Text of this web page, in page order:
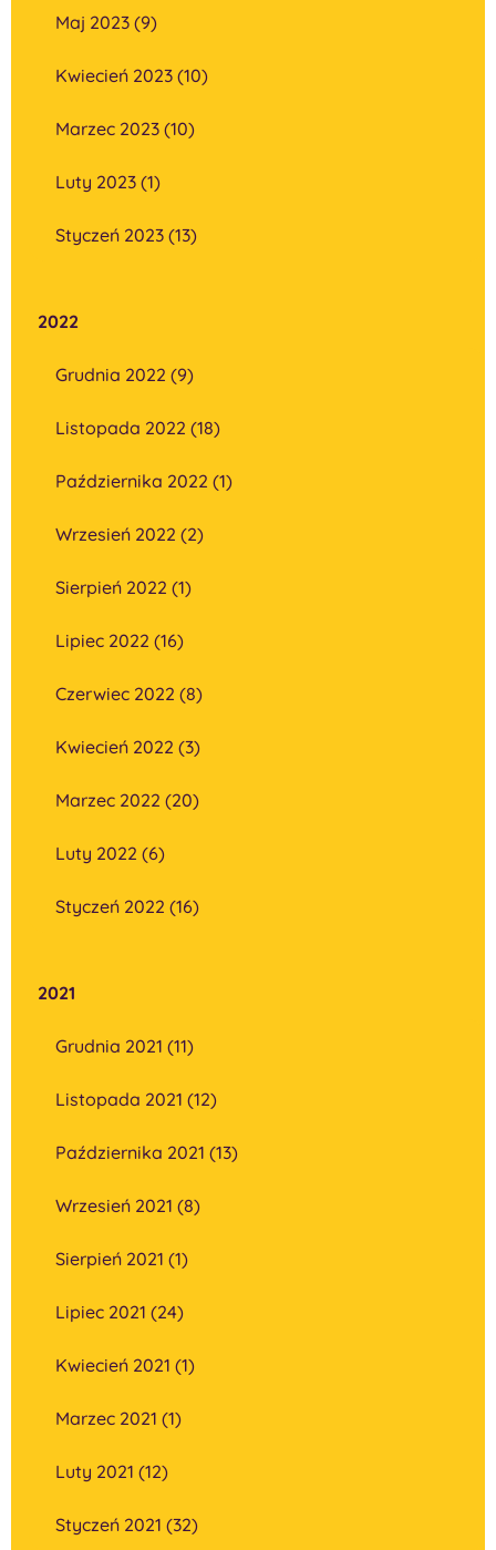
Maj 2023 (9)
Kwiecień 2023 (10)
Marzec 2023 (10)
Luty 2023 (1)
Styczeń 2023 (13)
2022
Grudnia 2022 (9)
Listopada 2022 (18)
Października 2022 (1)
Wrzesień 2022 (2)
Sierpień 2022 (1)
Lipiec 2022 (16)
Czerwiec 2022 (8)
Kwiecień 2022 (3)
Marzec 2022 (20)
Luty 2022 (6)
Styczeń 2022 (16)
2021
Grudnia 2021 (11)
Listopada 2021 (12)
Października 2021 (13)
Wrzesień 2021 (8)
Sierpień 2021 (1)
Lipiec 2021 (24)
Kwiecień 2021 (1)
Marzec 2021 (1)
Luty 2021 (12)
Styczeń 2021 (32)